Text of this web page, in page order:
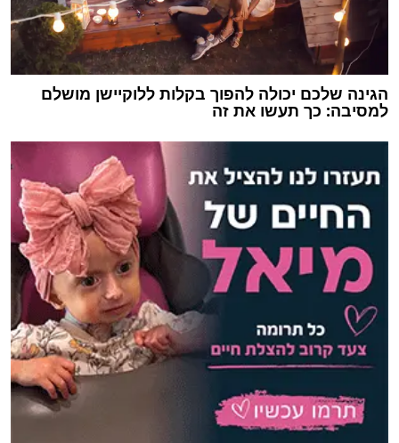
הגינה שלכם יכולה להפוך בקלות ללוקיישן מושלם
למסיבה: כך תעשו את זה